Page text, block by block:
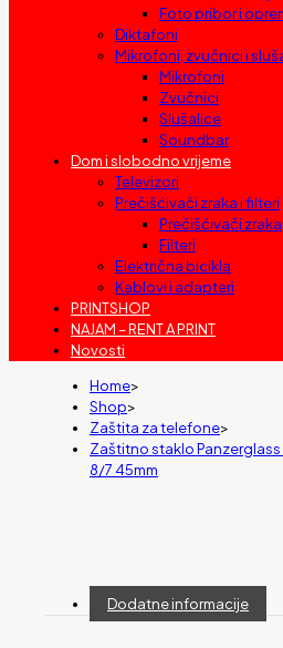
Foto pribor i
Diktafoni
Mikrofoni, zvučnici i
Mikrofoni
Zvučnici
Slušalice
Soundbar
Dom i slobodno vrijeme
Televizori
Prečišćivači zraka i filteri
Prečišćivači zraka
Filteri
Električna bicikla
Kablovi i adapteri
PRINTSHOP
NAJAM – RENT A PRINT
Novosti
Home>
Shop>
Zaštita za telefone>
Zaštitno staklo Panzerglass
8/7 45mm
Dodatne informacije